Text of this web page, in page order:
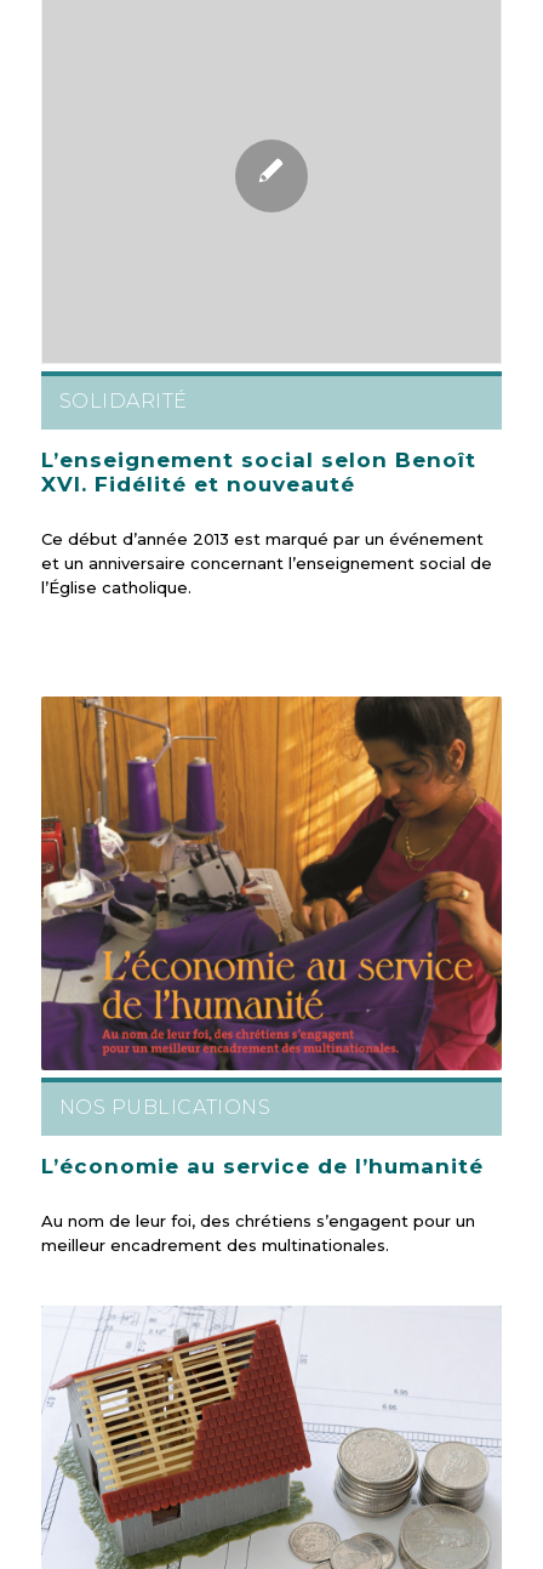
SOLIDARITÉ
L’enseignement social selon Benoît
XVI. Fidélité et nouveauté
Ce début d’année 2013 est marqué par un événement
et un anniversaire concernant l’enseignement social de
l’Église catholique.
NOS PUBLICATIONS
L’économie au service de l’humanité
Au nom de leur foi, des chrétiens s’engagent pour un
meilleur encadrement des multinationales.